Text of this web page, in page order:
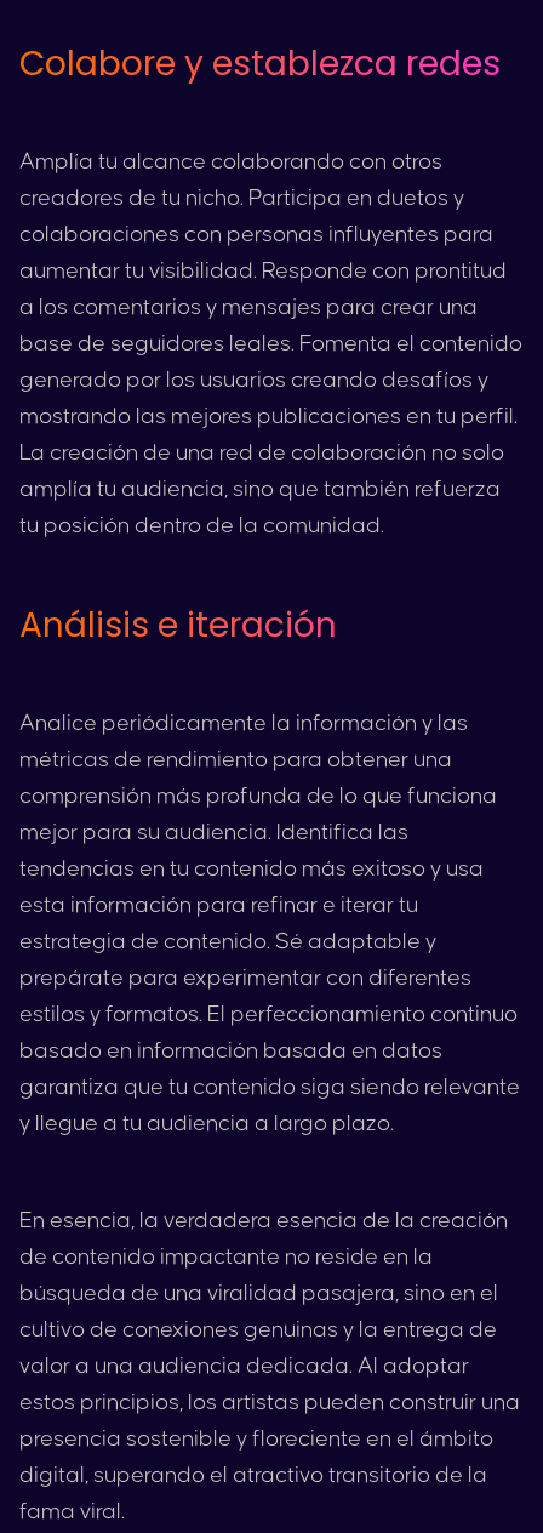
Colabore y establezca redes
Amplía tu alcance colaborando con otros
creadores de tu nicho. Participa en duetos y
colaboraciones con personas influyentes para
aumentar tu visibilidad. Responde con prontitud
a los comentarios y mensajes para crear una
base de seguidores leales. Fomenta el contenido
generado por los usuarios creando desafíos y
mostrando las mejores publicaciones en tu perfil.
La creación de una red de colaboración no solo
amplía tu audiencia, sino que también refuerza
tu posición dentro de la comunidad.
Análisis e iteración
Analice periódicamente la información y las
métricas de rendimiento para obtener una
comprensión más profunda de lo que funciona
mejor para su audiencia. Identifica las
tendencias en tu contenido más exitoso y usa
esta información para refinar e iterar tu
estrategia de contenido. Sé adaptable y
prepárate para experimentar con diferentes
estilos y formatos. El perfeccionamiento continuo
basado en información basada en datos
garantiza que tu contenido siga siendo relevante
y llegue a tu audiencia a largo plazo.
En esencia, la verdadera esencia de la creación
de contenido impactante no reside en la
búsqueda de una viralidad pasajera, sino en el
cultivo de conexiones genuinas y la entrega de
valor a una audiencia dedicada. Al adoptar
estos principios, los artistas pueden construir una
presencia sostenible y floreciente en el ámbito
digital, superando el atractivo transitorio de la
fama viral.